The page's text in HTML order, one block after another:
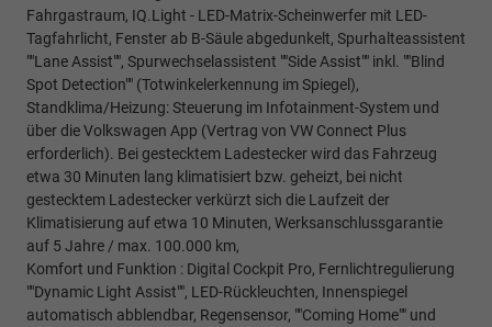
Fahrgastraum, IQ.Light - LED-Matrix-Scheinwerfer mit LED-
Tagfahrlicht, Fenster ab B-Säule abgedunkelt, Spurhalteassistent
""Lane Assist"", Spurwechselassistent ""Side Assist"" inkl. ""Blind
Spot Detection"" (Totwinkelerkennung im Spiegel),
Standklima/Heizung: Steuerung im Infotainment-System und
über die Volkswagen App (Vertrag von VW Connect Plus
erforderlich). Bei gestecktem Ladestecker wird das Fahrzeug
etwa 30 Minuten lang klimatisiert bzw. geheizt, bei nicht
gestecktem Ladestecker verkürzt sich die Laufzeit der
Klimatisierung auf etwa 10 Minuten, Werksanschlussgarantie
auf 5 Jahre / max. 100.000 km,
Komfort und Funktion : Digital Cockpit Pro, Fernlichtregulierung
""Dynamic Light Assist"", LED-Rückleuchten, Innenspiegel
automatisch abblendbar, Regensensor, ""Coming Home"" und